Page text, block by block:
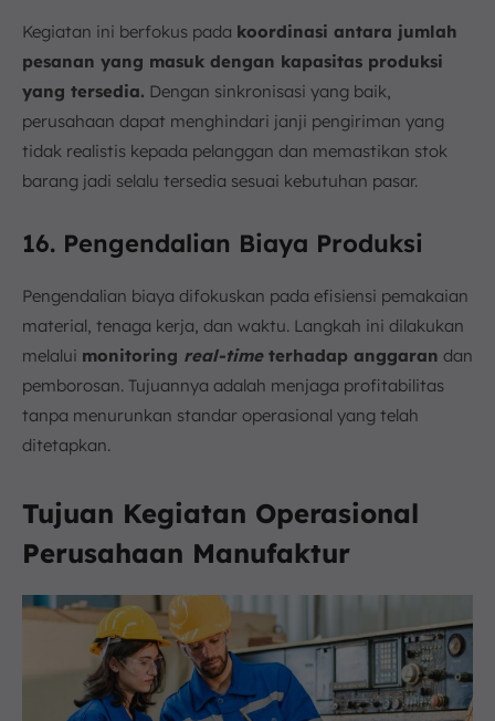
Kegiatan ini berfokus pada koordinasi antara jumlah
pesanan yang masuk dengan kapasitas produksi
yang tersedia. Dengan sinkronisasi yang baik,
perusahaan dapat menghindari janji pengiriman yang
tidak realistis kepada pelanggan dan memastikan stok
barang jadi selalu tersedia sesuai kebutuhan pasar.
16. Pengendalian Biaya Produksi
Pengendalian biaya difokuskan pada efisiensi pemakaian
material, tenaga kerja, dan waktu. Langkah ini dilakukan
melalui monitoring real-timeterhadap anggaran dan
pemborosan. Tujuannya adalah menjaga profitabilitas
tanpa menurunkan standar operasional yang telah
ditetapkan.
Tujuan Kegiatan Operasional
Perusahaan Manufaktur